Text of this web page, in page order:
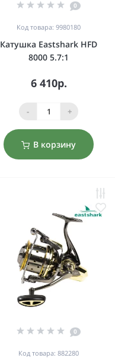
0
Код товара: 9980180
Катушка Eastshark HFD
8000 5.7:1
6 410р.
- +
В корзину
0
Код товара: 882280